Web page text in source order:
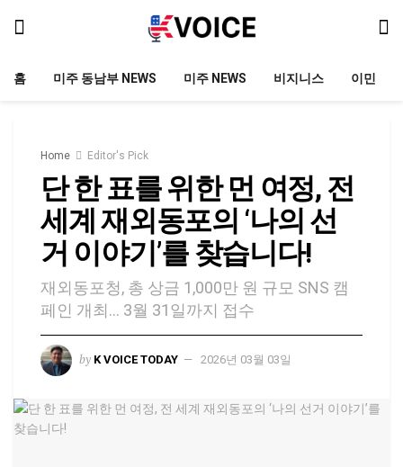
홈 미주 동남부 NEWS 미주 NEWS 비지니스 이민
Home Editor's Pick
단 한 표를 위한 먼 여정, 전
세계 재외동포의 ‘나의 선
거 이야기’를 찾습니다!
재외동포청, 총 상금 1,000만 원 규모 SNS 캠
페인 개최… 3월 31일까지 접수
by K VOICE TODAY 2026년 03월 03일